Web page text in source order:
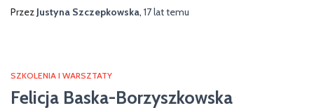
Przez Justyna Szczepkowska, 17 lattemu
SZKOLENIA I WARSZTATY
Felicja Baska-Borzyszkowska